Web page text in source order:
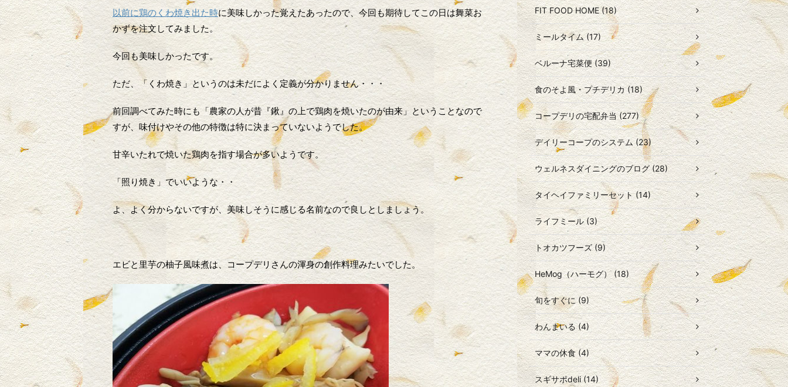
以前に鶏のくわ焼き出た時に美味しかった覚えたあったので、今回も期待してこの日は舞菜お
かずを注文してみました。
今回も美味しかったです。
ただ、「くわ焼き」というのは未だによく定義が分かりません・・・
前回調べてみた時にも「農家の人が昔『鍬』の上で鶏肉を焼いたのが由来」ということなので
すが、味付けやその他の特徴は特に決まっていないようでした。
甘辛いたれで焼いた鶏肉を指す場合が多いようです。
「照り焼き」でいいような・・
よ、よく分からないですが、美味しそうに感じる名前なので良しとしましょう。
エビと里芋の柚子風味煮は、コープデリさんの渾身の創作料理みたいでした。
FIT FOOD HOME (18)
ミールタイム (17)
ベルーナ宅菜便 (39)
食のそよ風・プチデリカ (18)
コープデリの宅配弁当 (277)
デイリーコープのシステム (23)
ウェルネスダイニングのブログ (28)
タイヘイファミリーセット (14)
ライフミール (3)
トオカツフーズ (9)
HeMog（ハーモグ） (18)
旬をすぐに (9)
わんまいる (4)
ママの休食 (4)
スギサポdeli (14)